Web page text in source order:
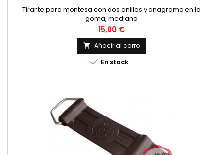
Tirante para montesa con dos anillas y anagrama en la
goma, mediano
Precio
15,00 €
 Añadir al carro
 En stock